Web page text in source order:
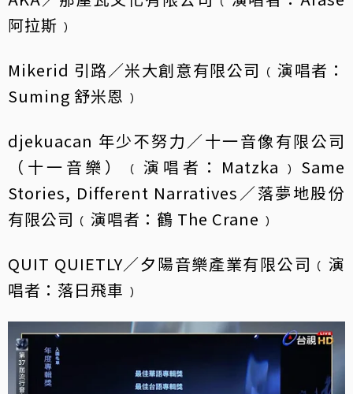
阿拉斯﹚
Mikerid 引路／米大創意有限公司﹙演唱者：
Suming 舒米恩﹚
djekuacan 年少不努力／十一音像有限公司
（十一音樂）﹙演唱者：Matzka﹚Same
Stories, Different Narratives／落夢地股份
有限公司﹙演唱者：鶴 The Crane﹚
QUIT QUIETLY／夕陽音樂產業有限公司﹙演
唱者：落日飛車﹚